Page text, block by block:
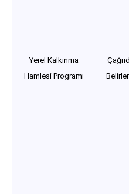
Yerel Kalkınma
Hamlesi Programı